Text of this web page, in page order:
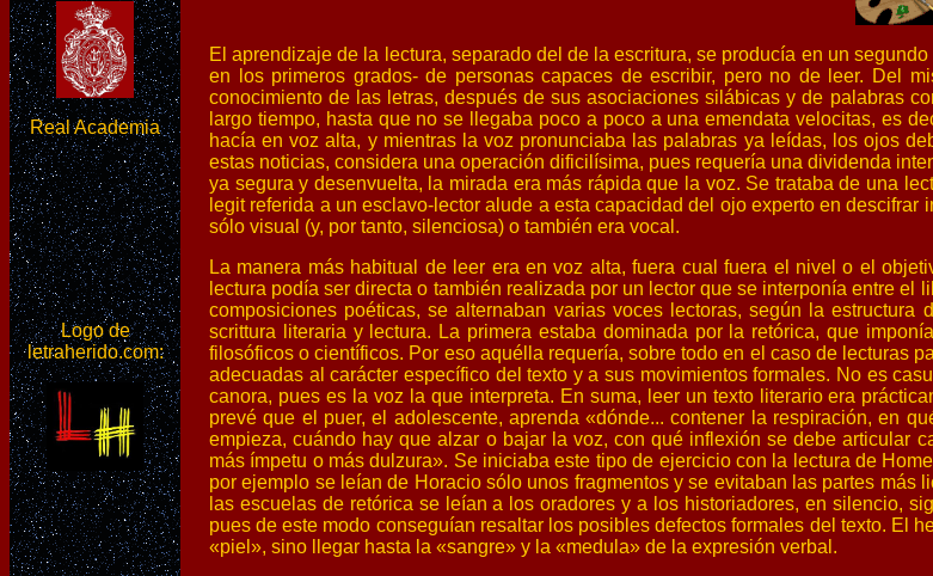
Real Academia
Logo de
letraherido.com:
El aprendizaje de la lectura, separado del de la escritura, se producía en un
en los primeros grados- de personas capaces de escribir, pero no de leer. Del
conocimiento de las letras, después de sus asociaciones silábicas y de palabras
largo tiempo, hasta que no se llegaba poco a poco a una emendata velocitas, es
hacía en voz alta, y mientras la voz pronunciaba las palabras ya leídas, los ojos
estas noticias, considera una operación dificilísima, pues requería una dividenda
ya segura y desenvuelta, la mirada era más rápida que la voz. Se trataba de una
legit referida a un esclavo-lector alude a esta capacidad del ojo experto en
sólo visual (y, por tanto, silenciosa) o también era vocal.
La manera más habitual de leer era en voz alta, fuera cual fuera el nivel o el
lectura podía ser directa o también realizada por un lector que se interponía entre
composiciones poéticas, se alternaban varias voces lectoras, según la
scrittura literaria y lectura. La primera estaba dominada por la retórica, que
filosóficos o científicos. Por eso aquélla requería, sobre todo en el caso de lecturas
adecuadas al carácter específico del texto y a sus movimientos formales. No es
canora, pues es la voz la que interpreta. En suma, leer un texto literario era
prevé que el puer, el adolescente, aprenda «dónde... contener la respiración, en
empieza, cuándo hay que alzar o bajar la voz, con qué inflexión se debe articular
más ímpetu o más dulzura». Se iniciaba este tipo de ejercicio con la lectura de
por ejemplo se leían de Horacio sólo unos fragmentos y se evitaban las partes
las escuelas de retórica se leían a los oradores y a los historiadores, en silencio,
pues de este modo conseguían resaltar los posibles defectos formales del texto. El
«piel», sino llegar hasta la «sangre» y la «medula» de la expresión verbal.